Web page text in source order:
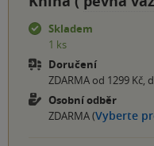
Skladem
1 ks
Doručení
ZDARMA od 1299 Kč,
Osobní odběr
ZDARMA (Vyberte